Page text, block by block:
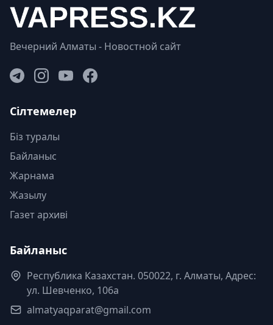
Вечерний Алматы - Новостной сайт
Сілтемелер
Біз туралы
Байланыс
Жарнама
Жазылу
Газет архиві
Байланыс
Республика Казахстан. 050022, г. Алматы, Адрес:
ул. Шевченко, 106а
almatyaqparat@gmail.com